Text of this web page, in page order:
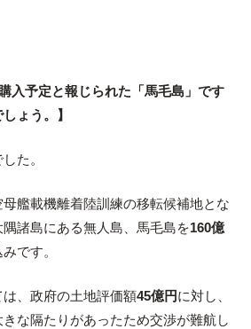
入予定と報じられた「馬毛島」です
ょう。】
した。
艦載機離着陸訓練の移転候補地とな
諸島にある無人島、馬毛島を160億
です。
、政府の土地評価額45億円に対し、
な隔たりがあったため交渉が難航し